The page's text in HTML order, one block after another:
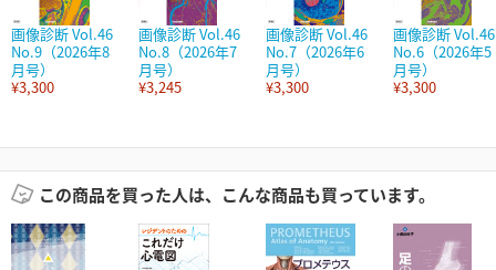
画像診断 Vol.46
No.9（2026年8
月号）
¥3,300
画像診断 Vol.46
No.8（2026年7
月号）
¥3,245
画像診断 Vol.46
No.7（2026年6
月号）
¥3,300
画像診断 Vol.46
No.6（2026年5
月号）
¥3,300
この商品を買った人は、こんな商品も買っています。